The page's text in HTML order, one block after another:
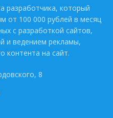
разработчика, который
от 100 000 рублей в месяц
с разработкой сайтов,
и ведением рекламы,
контента на сайт.
8